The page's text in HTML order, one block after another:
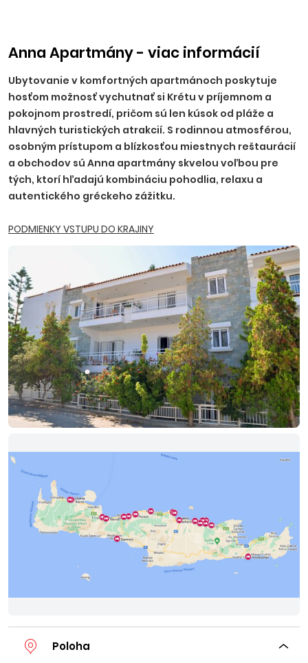
Anna Apartmány - viac informácií
Ubytovanie v komfortných apartmánoch poskytuje
hosťom možnosť vychutnať si Krétu v príjemnom a
pokojnom prostredí, pričom sú len kúsok od pláže a
hlavných turistických atrakcií. S rodinnou atmosférou,
osobným prístupom a blízkosťou miestnych reštaurácií
a obchodov sú Anna apartmány skvelou voľbou pre
tých, ktorí hľadajú kombináciu pohodlia, relaxu a
autentického gréckeho zážitku.
PODMIENKY VSTUPU DO KRAJINY
Poloha